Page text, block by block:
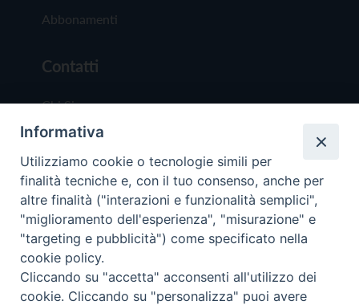
Abbonamenti
Contatti
Chi Siamo
Redazione
Scrivici
Copyright © 2019 - Tutti i diritti riservati - Vita
Trentina Editrice
Informativa
Utilizziamo cookie o tecnologie simili per
finalità tecniche e, con il tuo consenso, anche per
altre finalità ("interazioni e funzionalità semplici",
"miglioramento dell'esperienza", "misurazione" e
"targeting e pubblicità") come specificato nella
cookie policy.
Cliccando su "accetta" acconsenti all'utilizzo dei
cookie. Cliccando su "personalizza" puoi avere